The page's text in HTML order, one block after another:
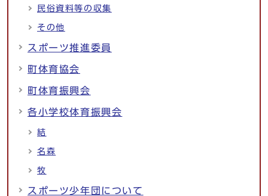
民俗資料等の収集
その他
スポーツ推進委員
町体育協会
町体育振興会
各小学校体育振興会
結
名森
牧
スポーツ少年団について